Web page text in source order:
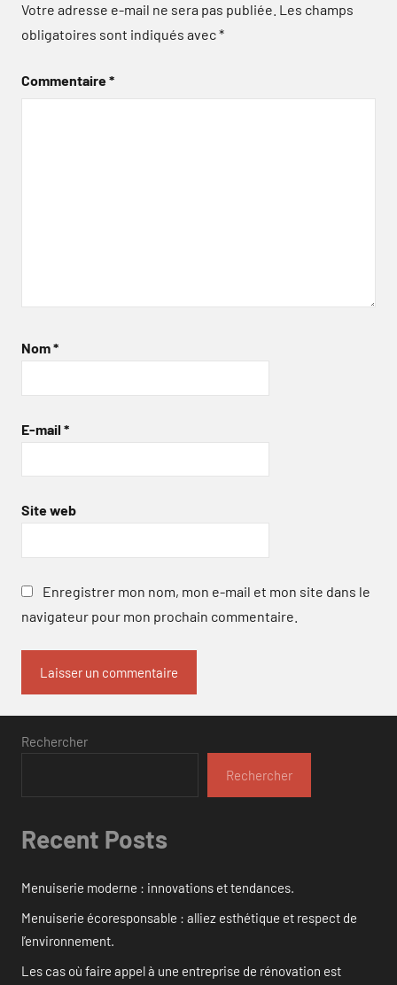
Votre adresse e-mail ne sera pas publiée. Les champs
obligatoires sont indiqués avec*
Commentaire*
Nom*
E-mail *
Site web
Enregistrer mon nom, mon e-mail et mon site dans le
navigateur pour mon prochain commentaire.
Rechercher
Rechercher
Recent Posts
Menuiserie moderne : innovations et tendances.
Menuiserie écoresponsable : alliez esthétique et respect de
l’environnement.
Les cas où faire appel à une entreprise de rénovation est